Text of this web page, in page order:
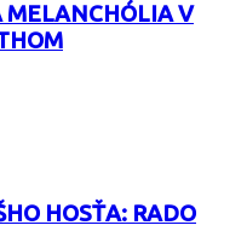
MELANCHÓLIA V
HOSŤA: RADO